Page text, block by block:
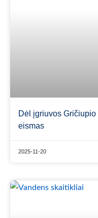
Dėl įgriuvos
eismas
2025-11-20